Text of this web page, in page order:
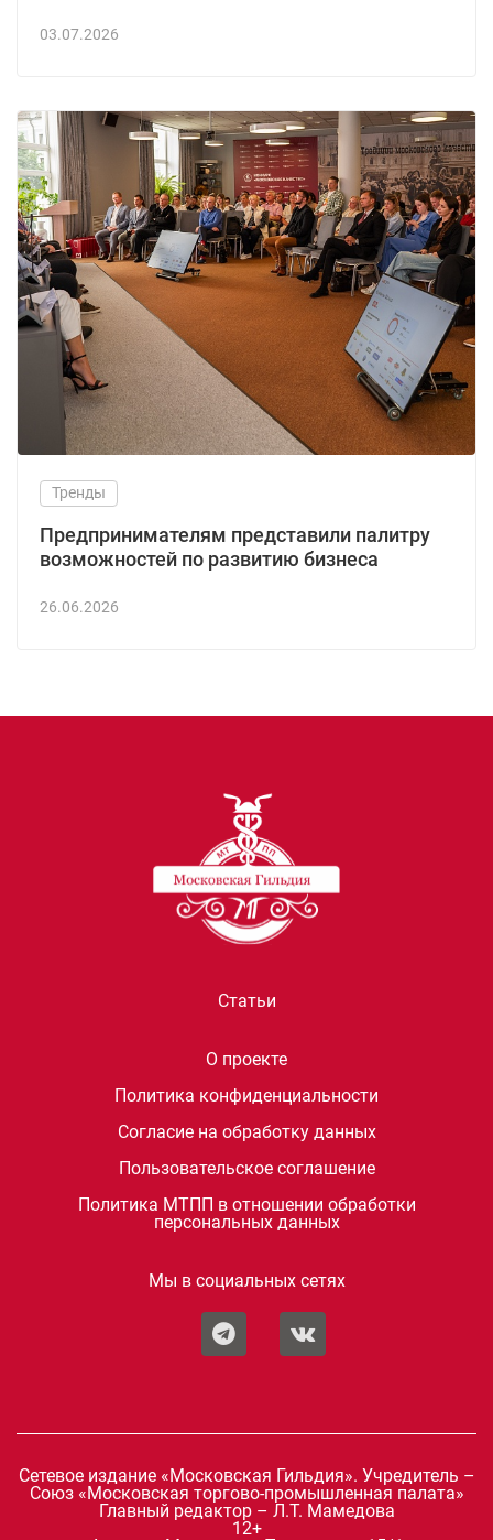
03.07.2026
Тренды
Предпринимателям представили палитру
возможностей по развитию бизнеса
26.06.2026
Статьи
О проекте
Политика конфиденциальности
Согласие на обработку данных
Пользовательское соглашение
Политика МТПП в отношении обработки
персональных данных
Мы в социальных сетях
Сетевое издание «Московская Гильдия». Учредитель –
Союз «Московская торгово-промышленная палата»
Главный редактор – Л.Т. Мамедова
12+